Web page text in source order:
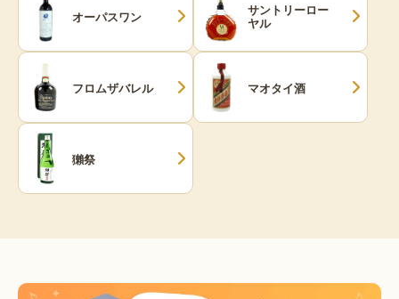
オーパスワン サントリーロー
ヤル
フロムザバレル マオタイ酒
獺祭